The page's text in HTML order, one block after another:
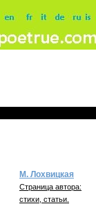
М. Лохвицкая
Страница автора:
стихи, статьи.